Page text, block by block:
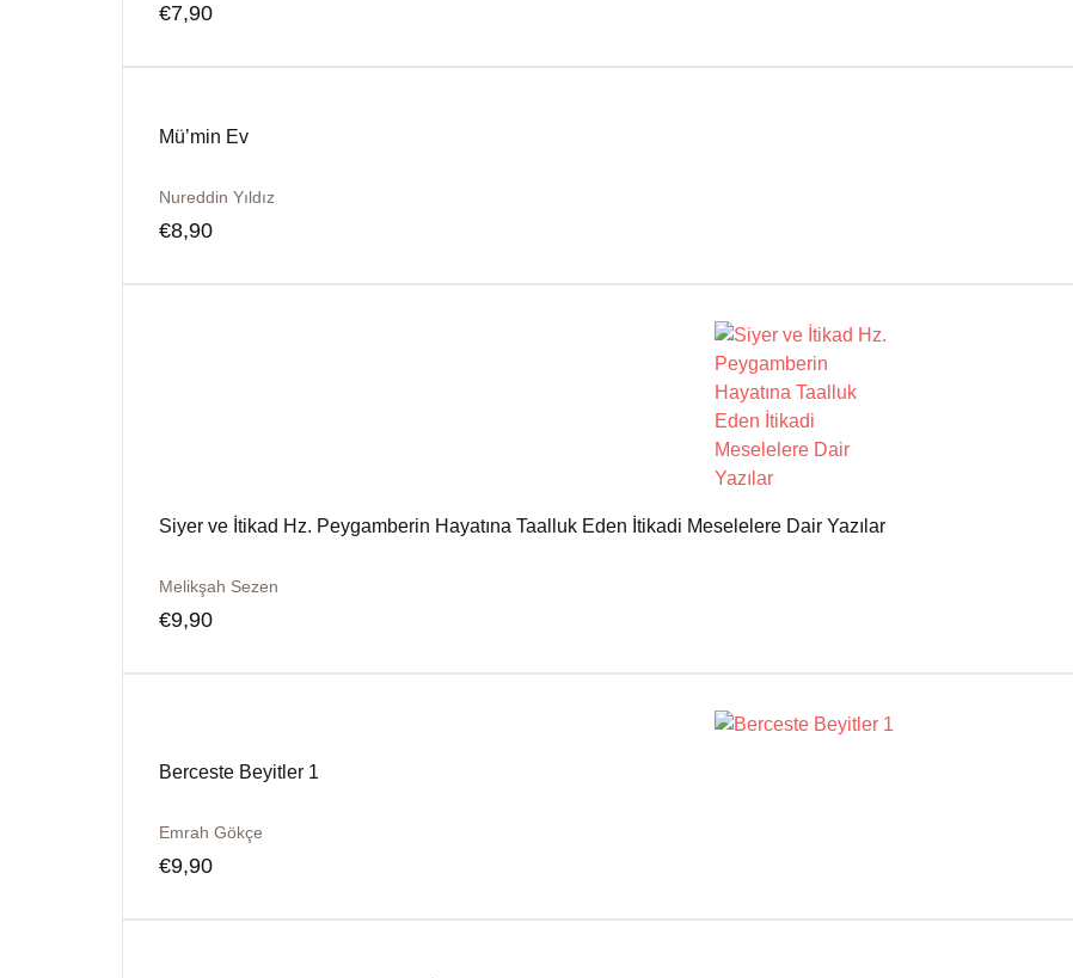
€7,90
Mü’min Ev
Nureddin Yıldız
€8,90
Siyer ve İtikad Hz. Peygamberin Hayatına Taalluk Eden İtikadi Meselelere Dair Yazılar
Melikşah Sezen
€9,90
Berceste Beyitler 1
Emrah Gökçe
€9,90